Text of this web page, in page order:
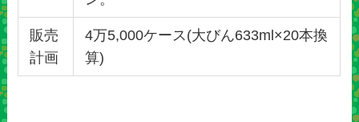
販売
計画
4万5,000ケース(大びん633ml×20本換
算)